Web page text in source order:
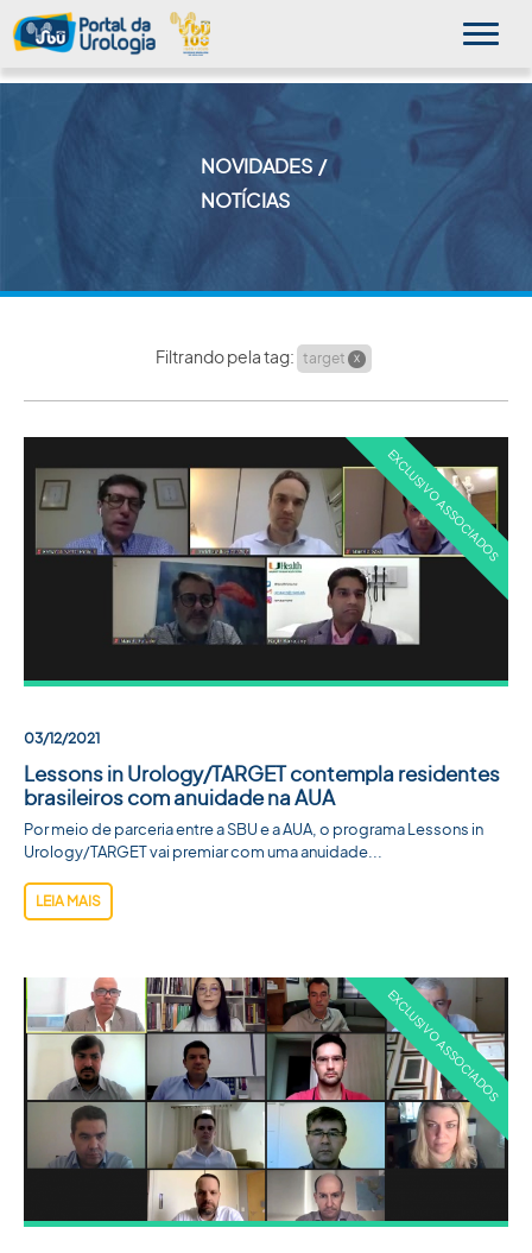
EDUCAÇÃO CONTINUADA
ACADEMIA SBU
NOVIDADES
NOTÍCIAS
Filtrando pela tag: target X
03/12/2021
Lessons in Urology/TARGET contempla residentes
brasileiros com anuidade na AUA
Por meio de parceria entre a SBU e a AUA, o programa Lessons in
Urology/TARGET vai premiar com uma anuidade...
LEIA MAIS